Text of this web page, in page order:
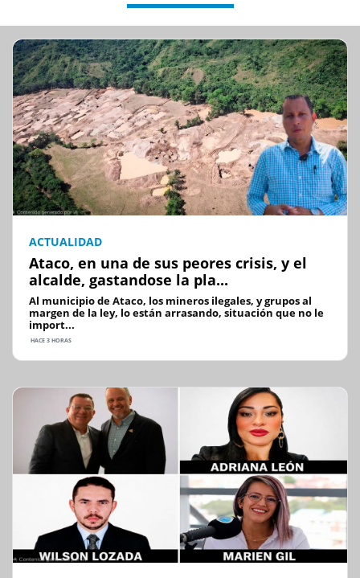
ACTUALIDAD
Ataco, en una de sus peores crisis, y el
alcalde, gastandose la pla...
Al municipio de Ataco, los mineros ilegales, y grupos al
margen de la ley, lo están arrasando, situación que no le
import...
HACE 3 HORAS